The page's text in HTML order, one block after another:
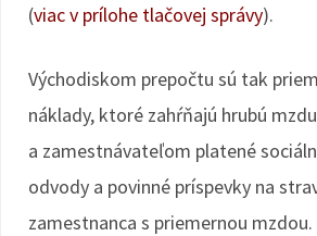
(viac v prílohe tlačovej správy).
Východiskom prepočtu sú tak
náklady, ktoré zahŕňajú hrubú mzdu
a zamestnávateľom platené
odvody a povinné príspevky na
zamestnanca s priemernou